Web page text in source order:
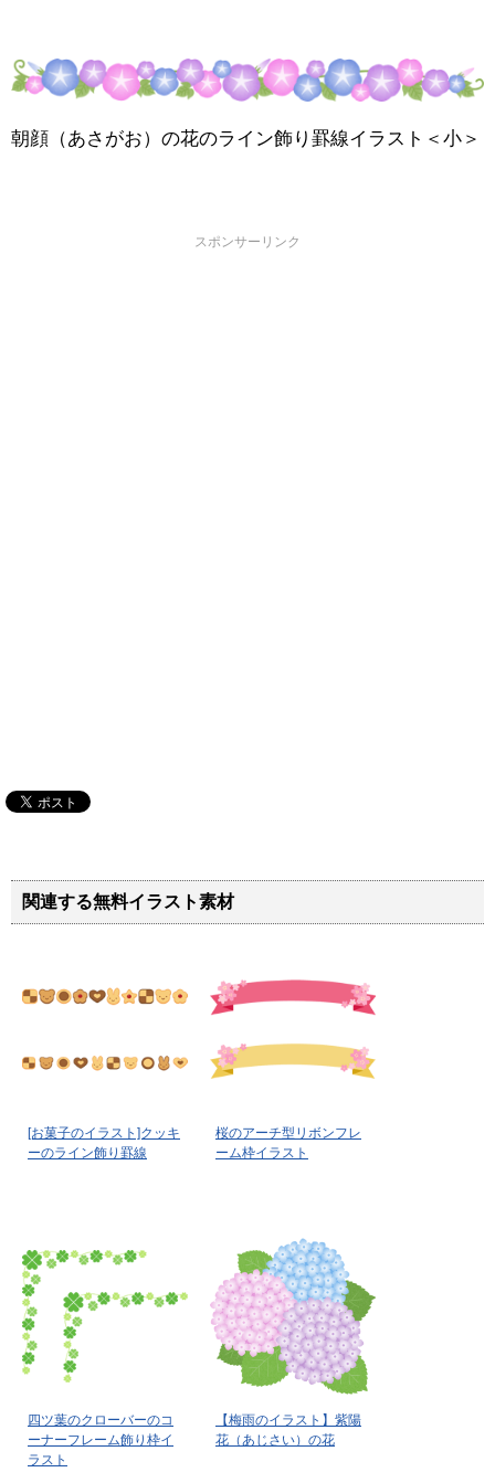
朝顔（あさがお）の花のライン飾り罫線イラスト＜小＞
スポンサーリンク
関連する無料イラスト素材
[お菓子のイラスト]クッキ
ーのライン飾り罫線
桜のアーチ型リボンフレ
ーム枠イラスト
四ツ葉のクローバーのコ
ーナーフレーム飾り枠イ
ラスト
【梅雨のイラスト】紫陽
花（あじさい）の花